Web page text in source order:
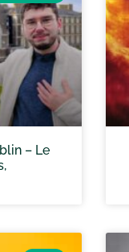
– Le